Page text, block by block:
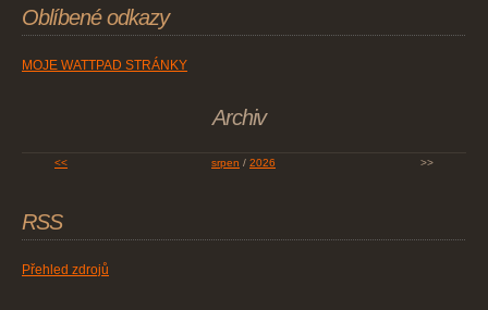
Oblíbené odkazy
MOJE WATTPAD STRÁNKY
Archiv
<< srpen / 2026 >>
RSS
Přehled zdrojů